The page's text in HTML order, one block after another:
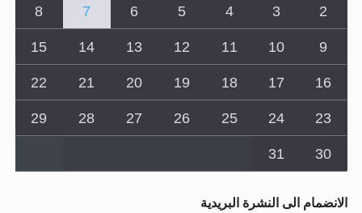
2
3
4
5
6
7
8
9
10
11
12
13
14
15
16
17
18
19
20
21
22
23
24
25
26
27
28
29
30
31
الانضمام الى النشرة البريدية